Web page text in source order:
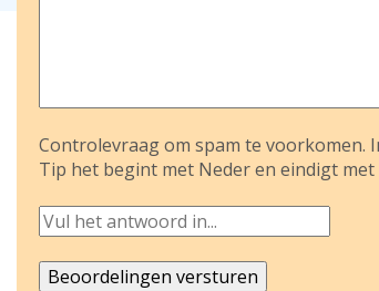
Controlevraag om spam te voorkomen.
Tip het begint met Neder en eindigt met